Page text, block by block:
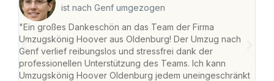
ist nach Genf umgezogen
"Ein großes Dankeschön an das Team der Firma
Umzugskönig Hoover aus Oldenburg! Der Umzug nach
Genf verlief reibungslos und stressfrei dank der
professionellen Unterstützung des Teams. Ich kann
Umzugskönig Hoover Oldenburg jedem uneingeschränkt